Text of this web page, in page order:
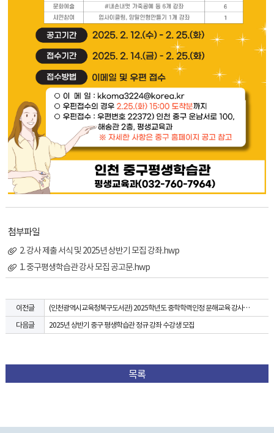
첨부파일
2. 강사 제출 서식 및 2025년 상반기 모집 강좌.hwp
1. 중구평생학습관 강사 모집 공고문.hwp
이전글
(인천광역시교육청북구도서관) 2025학년도 중학학력인정 문해교육 강사모집
다음글
2025년 상반기 중구 평생학습관 정규 강좌 수강생 모집
목록